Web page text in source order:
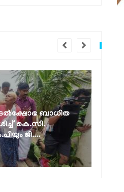
വിദ്യാഭ്യാസ സ്ഥാപനങ്ങൾക്ക്
3 അവധി
August 2026